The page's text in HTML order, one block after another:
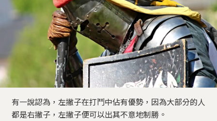
有一說認為，左撇子在打鬥中佔有優勢，因為大部分的人
都是右撇子，左撇子便可以出其不意地制勝。